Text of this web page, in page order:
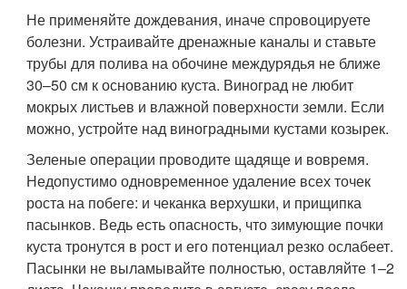
Не применяйте дождевания, иначе спровоцируете
болезни. Устраивайте дренажные каналы и ставьте
трубы для полива на обочине междурядья не ближе
30–50 см к основанию куста. Виноград не любит
мокрых листьев и влажной поверхности земли. Если
можно, устройте над виноградными кустами козырек.
Зеленые операции проводите щадяще и вовремя.
Недопустимо одновременное удаление всех точек
роста на побеге: и чеканка верхушки, и прищипка
пасынков. Ведь есть опасность, что зимующие почки
куста тронутся в рост и его потенциал резко ослабеет.
Пасынки не выламывайте полностью, оставляйте 1–2